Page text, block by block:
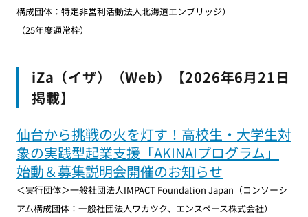
構成団体：特定非営利活動法人北海道エンブリッジ）
（25年度通常枠）
iZa（イザ）（Web）【2026年6月21日
掲載】
仙台から挑戦の火を灯す！高校生・大学生対
象の実践型起業支援「AKINAIプログラム」
始動＆募集説明会開催のお知らせ
＜実行団体＞一般社団法人IMPACT Foundation Japan（コンソーシ
アム構成団体：一般社団法人ワカツク、エンスペース株式会社）